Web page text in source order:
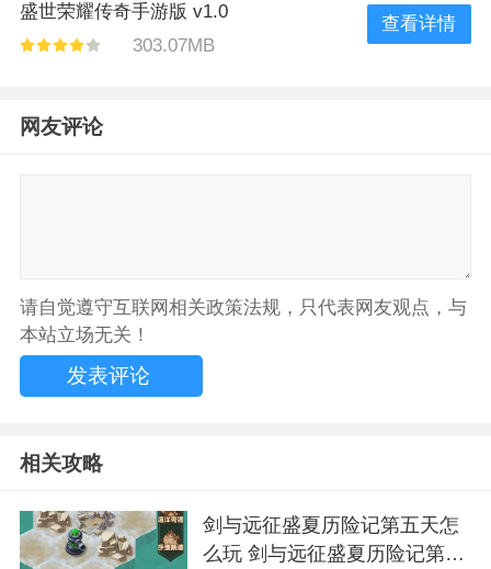
盛世荣耀传奇手游版 v1.0
303.07MB
查看详情
网友评论
请自觉遵守互联网相关政策法规，只代表网友观点，与
本站立场无关！
相关攻略
剑与远征盛夏历险记第五天怎
么玩 剑与远征盛夏历险记第五